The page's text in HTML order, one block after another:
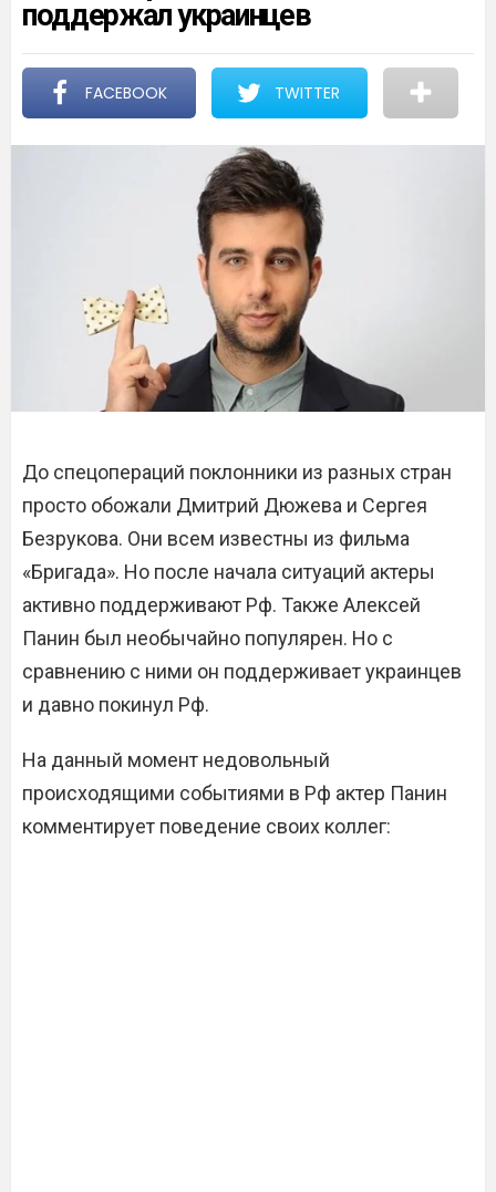
поддержал украинцев
FACEBOOK TWITTER
До спецопераций поклонники из разных стран
просто обожали Дмитрий Дюжева и Сергея
Безрукова. Они всем известны из фильма
«Бригада». Но после начала ситуаций актеры
активно поддерживают Рф. Также Алексей
Панин был необычайно популярен. Но с
сравнению с ними он поддерживает украинцев
и давно покинул Рф.
На данный момент недовольный
происходящими событиями в Рф актер Панин
комментирует поведение своих коллег: